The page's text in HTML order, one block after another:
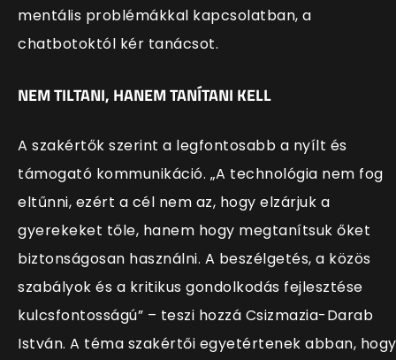
mentális problémákkal kapcsolatban, a
chatbotoktól kér tanácsot.
NEM TILTANI, HANEM TANÍTANI KELL
A szakértők szerint a legfontosabb a nyílt és
támogató kommunikáció. „A technológia nem fog
eltűnni, ezért a cél nem az, hogy elzárjuk a
gyerekeket tőle, hanem hogy megtanítsuk őket
biztonságosan használni. A beszélgetés, a közös
szabályok és a kritikus gondolkodás fejlesztése
kulcsfontosságú” – teszi hozzá Csizmazia-Darab
István. A téma szakértői egyetértenek abban, hogy